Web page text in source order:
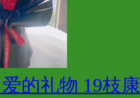
的礼物 19枝